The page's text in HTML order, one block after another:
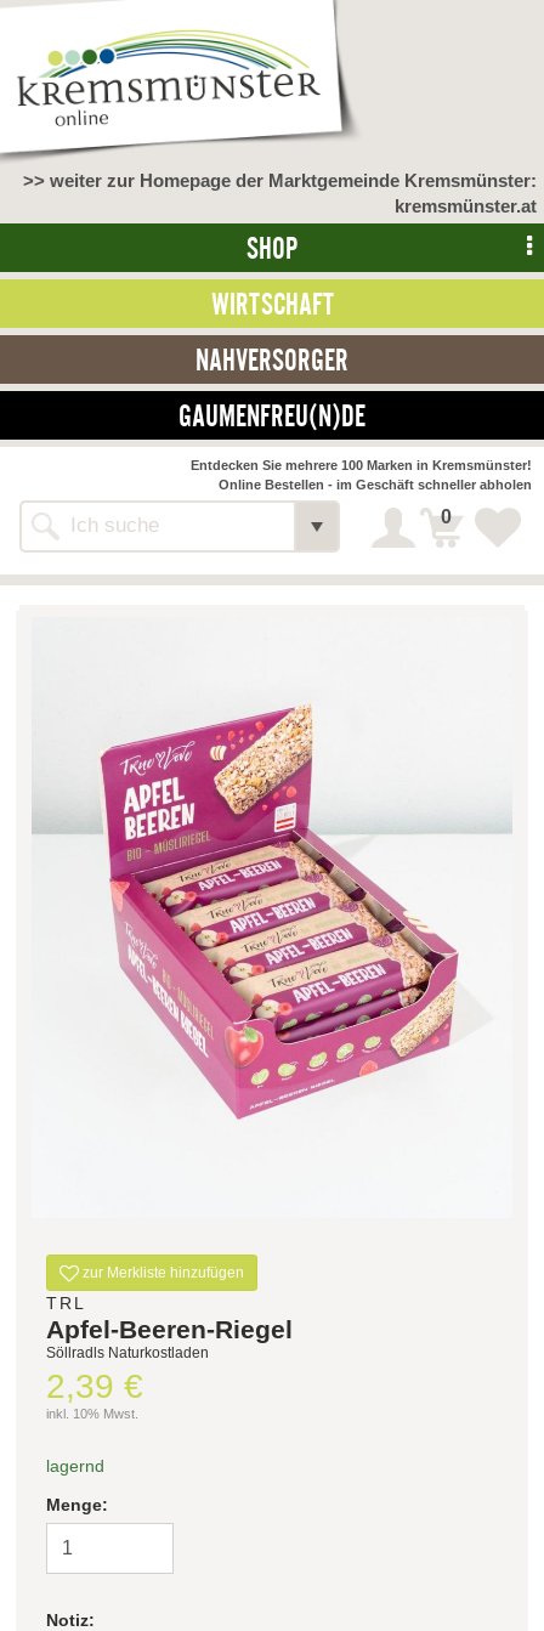
>> weiter zur Homepage der Marktgemeinde Kremsmünster:
kremsmünster.at
SHOP
WIRTSCHAFT
NAHVERSORGER
GAUMENFREU(N)DE
Alle Webseiten
Entdecken Sie mehrere 100 Marken in Kremsmünster!
Online Bestellen - im Geschäft schneller abholen
0
NAHVERSORGER
>> Bauernmarkt << Detail
Bäckerei-Konditorei-Café
Hofladen Hoffelner
Kuglbauer - Familie Bischof
La Toscana Anita Wolf e.U.
Söllradls Naturkostladen Detail
Stiftsgärtnerei Detail
Weinkellerei Stift
Kremsmünster
Detail
Detail
KATEGORIE
zur Merkliste hinzufügen
TRL
Apfel-Beeren-Riegel
Söllradls Naturkostladen
2,39 €
inkl. 10% Mwst.
lagernd
Menge:
Notiz: